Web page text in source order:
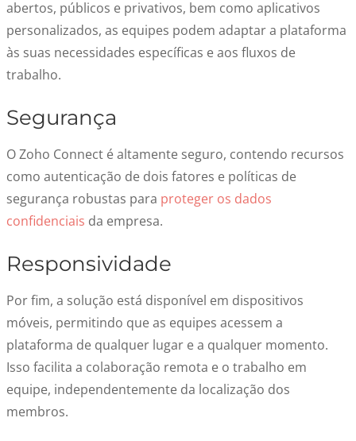
abertos, públicos e privativos, bem como aplicativos
personalizados, as equipes podem adaptar a plataforma
às suas necessidades específicas e aos fluxos de
trabalho.
Segurança
O Zoho Connect é altamente seguro, contendo recursos
como autenticação de dois fatores e políticas de
segurança robustas para proteger os dados
confidenciais da empresa.
Responsividade
Por fim, a solução está disponível em dispositivos
móveis, permitindo que as equipes acessem a
plataforma de qualquer lugar e a qualquer momento.
Isso facilita a colaboração remota e o trabalho em
equipe, independentemente da localização dos
membros.